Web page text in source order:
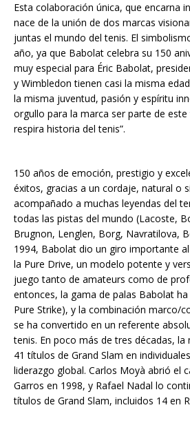
Esta colaboración única, que encarna
nace de la unión de dos marcas
juntas el mundo del tenis. El
año, ya que Babolat celebra su 150
muy especial para Éric Babolat,
y Wimbledon tienen casi la misma
la misma juventud, pasión y espíritu
orgullo para la marca ser parte de
respira historia del tenis”.
150 años de emoción, prestigio y
éxitos, gracias a un cordaje, natural o
acompañado a muchas leyendas del
todas las pistas del mundo (Lacoste,
Brugnon, Lenglen, Borg, Navratilova,
1994, Babolat dio un giro importante
la Pure Drive, un modelo potente y
juego tanto de amateurs como de
entonces, la gama de palas Babolat
Pure Strike), y la combinación marco/
se ha convertido en un referente
tenis. En poco más de tres décadas, la
41 títulos de Grand Slam en
liderazgo global. Carlos Moyà abrió el
Garros en 1998, y Rafael Nadal lo
títulos de Grand Slam, incluidos 14 en